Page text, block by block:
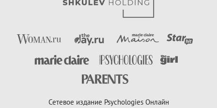
Сетевое издание Psychologies Онлайн